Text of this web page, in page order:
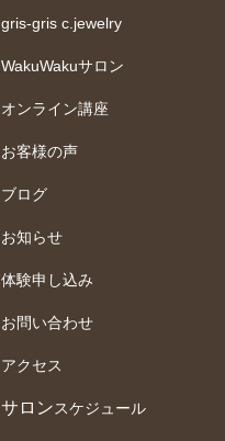
gris-gris c.jewelry
WakuWakuサロン
オンライン講座
お客様の声
ブログ
お知らせ
体験申し込み
お問い合わせ
アクセス
サロンスケジュール